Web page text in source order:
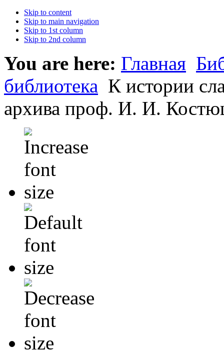
Skip to content
Skip to main navigation
Skip to 1st column
Skip to 2nd column
You are here: Главная
библиотека К истории
архива проф. И. И.